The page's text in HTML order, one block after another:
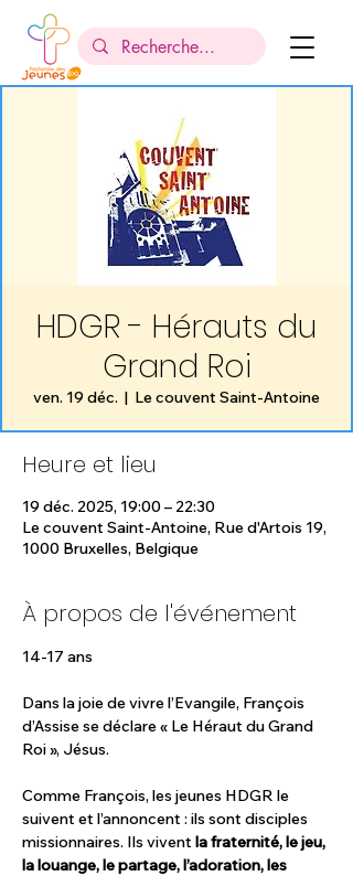
HDGR - Hérauts du
Grand Roi
ven. 19 déc.
  |
Le couvent Saint-Antoine
Heure et lieu
19 déc. 2025, 19:00 – 22:30
Le couvent Saint-Antoine, Rue d'Artois 19,
1000 Bruxelles, Belgique
À propos de l'événement
14-17 ans
Dans la joie de vivre l’Evangile, François
d’Assise se déclare « Le Héraut du Grand
Roi », Jésus.
Comme François, les jeunes HDGR le
suivent et l’annoncent : ils sont disciples
missionnaires. Ils vivent la fraternité, le jeu,
la louange, le partage, l’adoration, les